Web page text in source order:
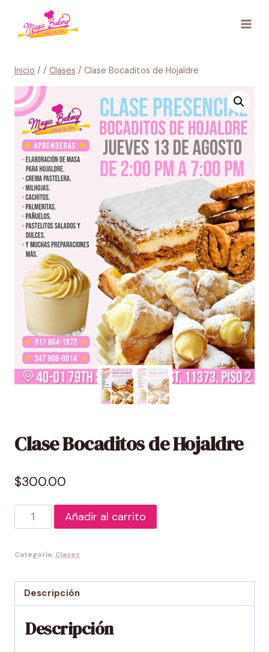
contenido
Inicio / / Clases / Clase Bocaditos de Hojaldre
Clase Bocaditos de Hojaldre
$300.00
Clase
Bocaditos
Hojaldre
Añadir al carrito
Categoría: Clases
Descripción
Descripción